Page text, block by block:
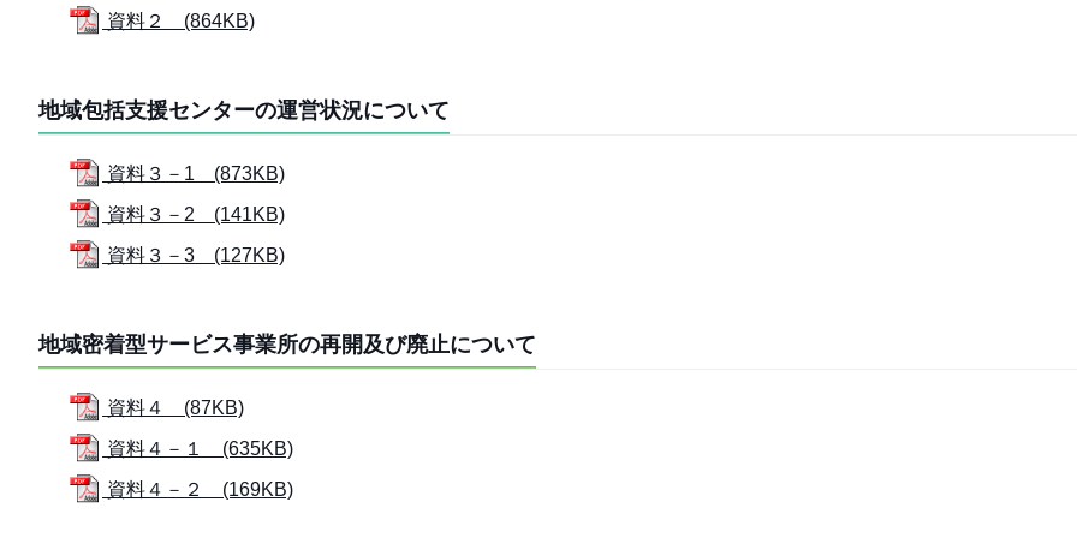
資料２ (864KB)
地域包括支援センターの運営状況について
資料３－1 (873KB)
資料３－2 (141KB)
資料３－3 (127KB)
地域密着型サービス事業所の再開及び廃止について
資料４ (87KB)
資料４－１ (635KB)
資料４－２ (169KB)